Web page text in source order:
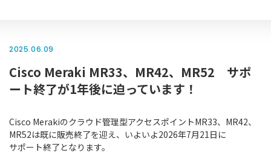
新着情報
会社情報
2025.06.09
Cisco Meraki MR33、MR42、MR52 サポ
ート終了が1年後に迫っています！
Cisco Merakiのクラウド管理型アクセスポイントMR33、MR42、
MR52は既に販売終了を迎え、いよいよ2026年7月21日に
サポート終了となります。